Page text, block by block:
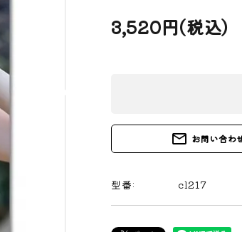
3,520円(税込)
mail_outline お問い合わ
型番: cl217